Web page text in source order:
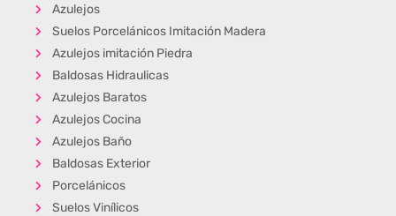
Azulejos
Suelos Porcelánicos Imitación Madera
Azulejos imitación Piedra
Baldosas Hidraulicas
Azulejos Baratos
Azulejos Cocina
Azulejos Baño
Baldosas Exterior
Porcelánicos
Suelos Vinílicos